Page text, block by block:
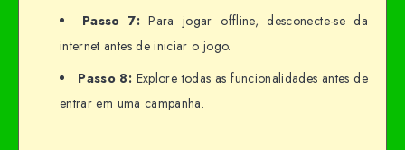
Passo 7:Para jogar offline, desconecte-se da
internet antes de iniciar o jogo.
Passo 8: Explore todas as funcionalidades antes de
entrar em uma campanha.